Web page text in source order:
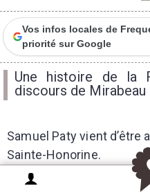
Vos infos locales de
priorité sur Google
Une histoire de la
discours de Mirabeau
Samuel Paty vient d’être
Sainte-Honorine.
Abasourdi par la